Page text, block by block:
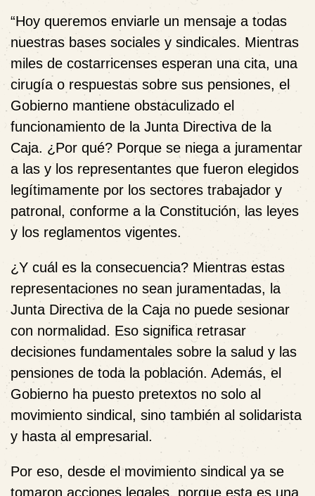
“Hoy queremos enviarle un mensaje a todas
nuestras bases sociales y sindicales. Mientras
miles de costarricenses esperan una cita, una
cirugía o respuestas sobre sus pensiones, el
Gobierno mantiene obstaculizado el
funcionamiento de la Junta Directiva de la
Caja. ¿Por qué? Porque se niega a juramentar
a las y los representantes que fueron elegidos
legítimamente por los sectores trabajador y
patronal, conforme a la Constitución, las leyes
y los reglamentos vigentes.
¿Y cuál es la consecuencia? Mientras estas
representaciones no sean juramentadas, la
Junta Directiva de la Caja no puede sesionar
con normalidad. Eso significa retrasar
decisiones fundamentales sobre la salud y las
pensiones de toda la población. Además, el
Gobierno ha puesto pretextos no solo al
movimiento sindical, sino también al solidarista
y hasta al empresarial.
Por eso, desde el movimiento sindical ya se
tomaron acciones legales, porque esta es una